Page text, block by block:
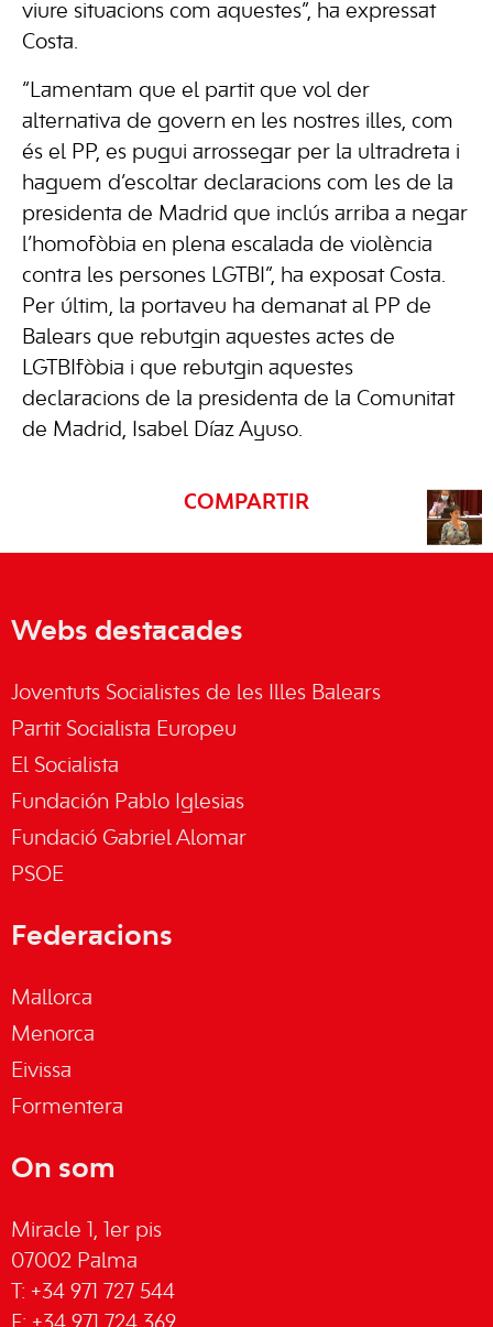
viure situacions com aquestes”, ha expressat
Costa.
“Lamentam que el partit que vol der
alternativa de govern en les nostres illes, com
és el PP, es pugui arrossegar per la ultradreta i
haguem d’escoltar declaracions com les de la
presidenta de Madrid que inclús arriba a negar
l’homofòbia en plena escalada de violència
contra les persones LGTBI”, ha exposat Costa.
Per últim, la portaveu ha demanat al PP de
Balears que rebutgin aquestes actes de
LGTBIfòbia i que rebutgin aquestes
declaracions de la presidenta de la Comunitat
de Madrid, Isabel Díaz Ayuso.
COMPARTIR
Webs destacades
Joventuts Socialistes de les Illes Balears
Partit Socialista Europeu
El Socialista
Fundación Pablo Iglesias
Fundació Gabriel Alomar
PSOE
Federacions
Mallorca
Menorca
Eivissa
Formentera
On som
Miracle 1, 1er pis
07002 Palma
T: +34 971 727 544